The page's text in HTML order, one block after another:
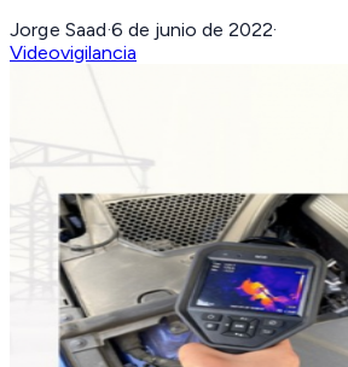
Jorge Saad·6 de junio de 2022·
Videovigilancia